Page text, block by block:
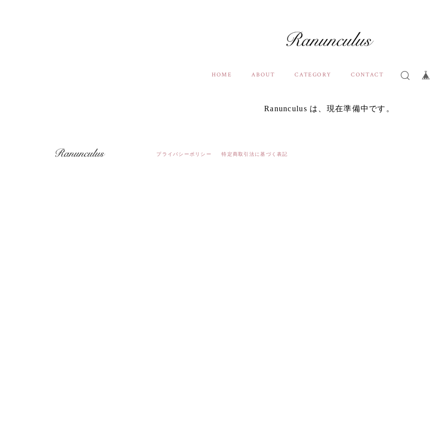
HOME ABOUT CATEGORY CONTACT
Ranunculus は、現在準備中です。
プライバシーポリシー 特定商取引法に基づく表記